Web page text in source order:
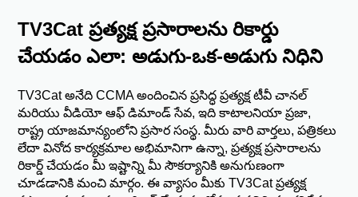
TV3Cat ప్రత్యక్ష ప్రసారాలను రికార్డు
చేయడం ఎలా: అడుగు-ఒక-అడుగు నిధిని
TV3Cat అనేది CCMA అందించిన ప్రసిద్ధ ప్రత్యక్ష టీవీ చానల్
మరియు వీడియో ఆఫ్ డిమాండ్ సేవ, ఇది కాటాలనియా ప్రజా,
రాష్ట్ర యాజమాన్యంలోని ప్రసార సంస్థ. మీరు వారి వార్తలు, పత్రికలు
లేదా వినోద కార్యక్రమాల అభిమానిగా ఉన్నా, ప్రత్యక్ష ప్రసారాలను
రికార్డ్ చేయడం మీ ఇష్టాన్ని మీ సౌకర్యానికి అనుగుణంగా
చూడడానికి మంచి మార్గం. ఈ వ్యాసం మీకు TV3Cat ప్రత్యక్ష